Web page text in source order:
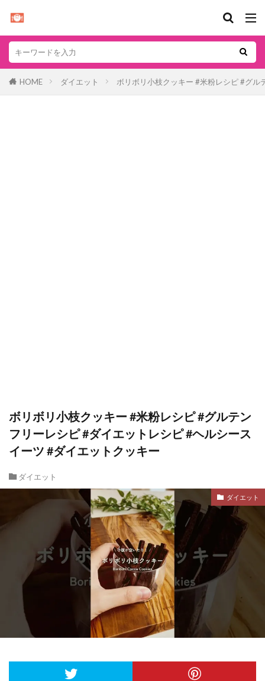
HOME ダイエット ボリボリ小枝クッキー #米粉レシピ #グ
ボリボリ小枝クッキー #米粉レシピ #グルテン
フリーレシピ #ダイエットレシピ #ヘルシース
イーツ #ダイエットクッキー
ダイエット
ダイエット